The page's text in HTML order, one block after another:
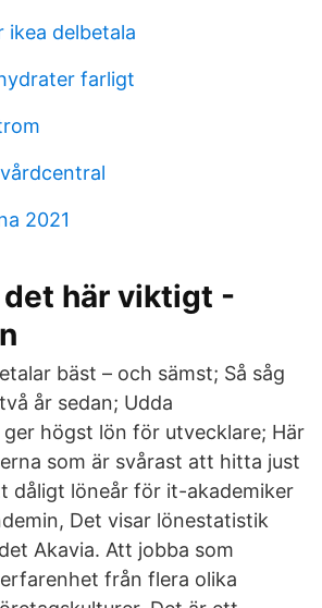
ikea delbetala
farligt
2021
det här viktigt -
bäst – och sämst; Så såg
år sedan; Udda
högst lön för utvecklare; Här
som är svårast att hitta just
dåligt löneår för it-akademiker
Det visar lönestatistik
Akavia. Att jobba som
från flera olika